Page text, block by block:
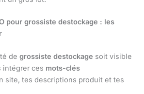
pour grossiste destockage : les
de grossiste destockage soit visible
intégrer ces mots-clés
site, tes descriptions produit et tes